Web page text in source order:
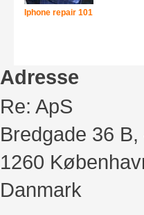
Iphone repair 101
Adresse
Re: ApS
Bredgade 36
1260
Danmark